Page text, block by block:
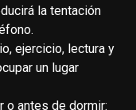
la tentación
ejercicio, lectura y
un lugar
o antes de dormir: